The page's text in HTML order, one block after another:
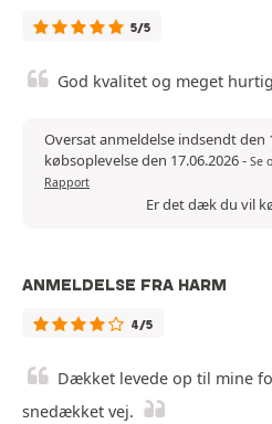
5/5
God kvalitet og meget
Oversat anmeldelse indsendt den
købsoplevelse den 17.06.2026- Se
Rapport
Er det dæk du vil
ANMELDELSE FRA HARM
4/5
Dækket levede op til mine
snedækket vej.